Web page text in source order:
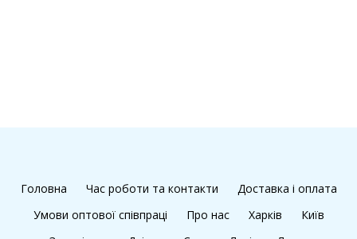
Головна Час роботи та контакти
Доставка і оплата
Умови оптової співпраці
Про нас Харків
Київ